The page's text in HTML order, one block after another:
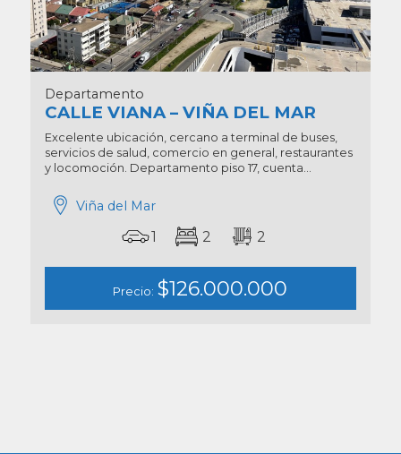
Departamento
CALLE VIANA – VIÑA DEL MAR
Excelente ubicación, cercano a terminal de buses,
servicios de salud, comercio en general, restaurantes
y locomoción. Departamento piso 17, cuenta...
Viña del Mar
1 2 2
Precio: $126.000.000